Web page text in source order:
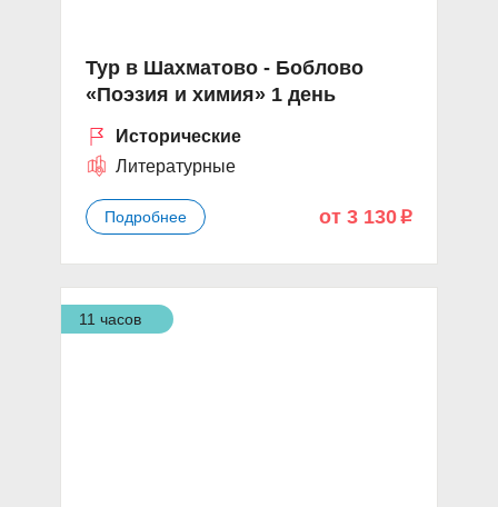
Тур в Шахматово - Боблово
«Поэзия и химия» 1 день
Исторические
Литературные
Подробнее от 3 130 p
11 часов